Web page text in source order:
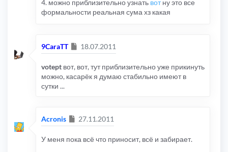
4. можно приблизительно узнать вотну это все
формальности реальная сума хз какая
9CaraTT Сообщение
18.07.2011
votept вот, вот, тут приблизительно уже прикинуть
можно, касарёк я думаю стабильно имеют в
сутки ...
Acronis Сообщение
27.11.2011
У меня пока всё что приносит, всё и забирает.